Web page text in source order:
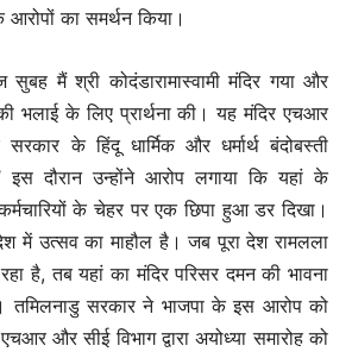
आरोपों का समर्थन किया।
मैं श्री कोदंडारामास्वामी मंदिर गया और
भलाई के लिए प्रार्थना की। यह मंदिर एचआर
के हिंदू धार्मिक और धर्मार्थ बंदोबस्ती
दौरान उन्होंने आरोप लगाया कि यहां के
के चेहर पर एक छिपा हुआ डर दिखा।
में उत्सव का माहौल है। जब पूरा देश रामलला
रहा है, तब यहां का मंदिर परिसर दमन की भावना
तमिलनाडु सरकार ने भाजपा के इस आरोप को
और सीई विभाग द्वारा अयोध्या समारोह को